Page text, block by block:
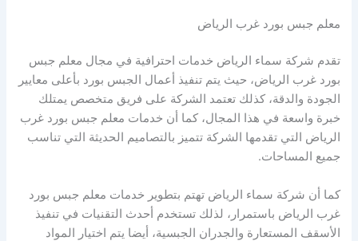
معلم جبس بورد غرب الرياض
تقدم شركة سماء الرياض خدمات احترافية في مجال معلم جبس
بورد غرب الرياض، حيث يتم تنفيذ أعمال الجبس بورد بأعلى معايير
الجودة والدقة، كذلك تعتمد الشركة على فريق متخصص يمتلك
خبرة واسعة في هذا المجال، كما أن خدمات معلم جبس بورد غرب
الرياض التي تقدمها الشركة تتميز بالتصاميم الحديثة التي تناسب
جميع المساحات.
كما أن شركة سماء الرياض تهتم بتطوير خدمات معلم جبس بورد
غرب الرياض باستمرار، لذلك تستخدم أحدث التقنيات في تنفيذ
الأسقف المستعارة والجدران الجبسية، أيضا يتم اختيار المواد